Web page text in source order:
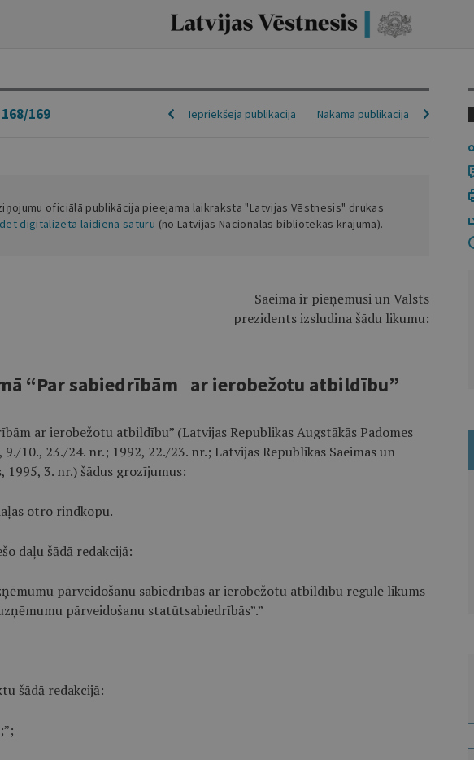
169 Nākamā publikācija
Iepriekšējā publikācija
oficiālā publikācija pieejama laikraksta "Latvijas Vēstnesis" drukas
digitalizētā laidiena saturu (no Latvijas Nacionālās bibliotēkas krājuma).
Saeima ir pieņēmusi un Valsts
prezidents izsludina šādu likumu:
“Par sabiedrībām ar ierobežotu atbildību”
ar ierobežotu atbildību” (Latvijas Republikas Augstākās Padomes
10., 23./24. nr.; 1992, 22./23. nr.; Latvijas Republikas Saeimas un
3. nr.) šādus grozījumus:
otro rindkopu.
daļu šādā redakcijā:
pārveidošanu sabiedrībās ar ierobežotu atbildību regulē likums
pārveidošanu statūtsabiedrībās”.”
šādā redakcijā: